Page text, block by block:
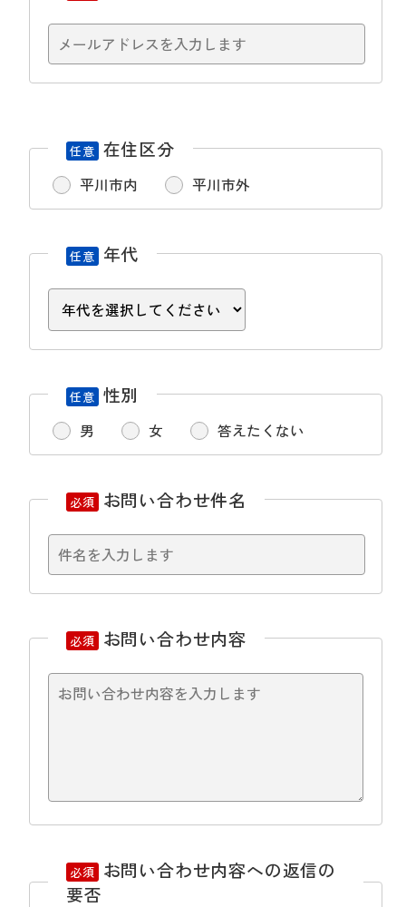
任意 在住区分
平川市内 平川市外
任意 年代
任意 性別
男 女 答えたくない
必須 お問い合わせ件名
必須 お問い合わせ内容
必須 お問い合わせ内容への返信の
要否